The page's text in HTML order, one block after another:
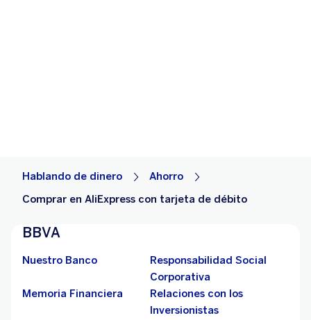
Hablando de dinero
Ahorro
Comprar en AliExpress con tarjeta de débito
BBVA
Nuestro Banco
Responsabilidad Social
Corporativa
Memoria Financiera
Relaciones con los
Inversionistas